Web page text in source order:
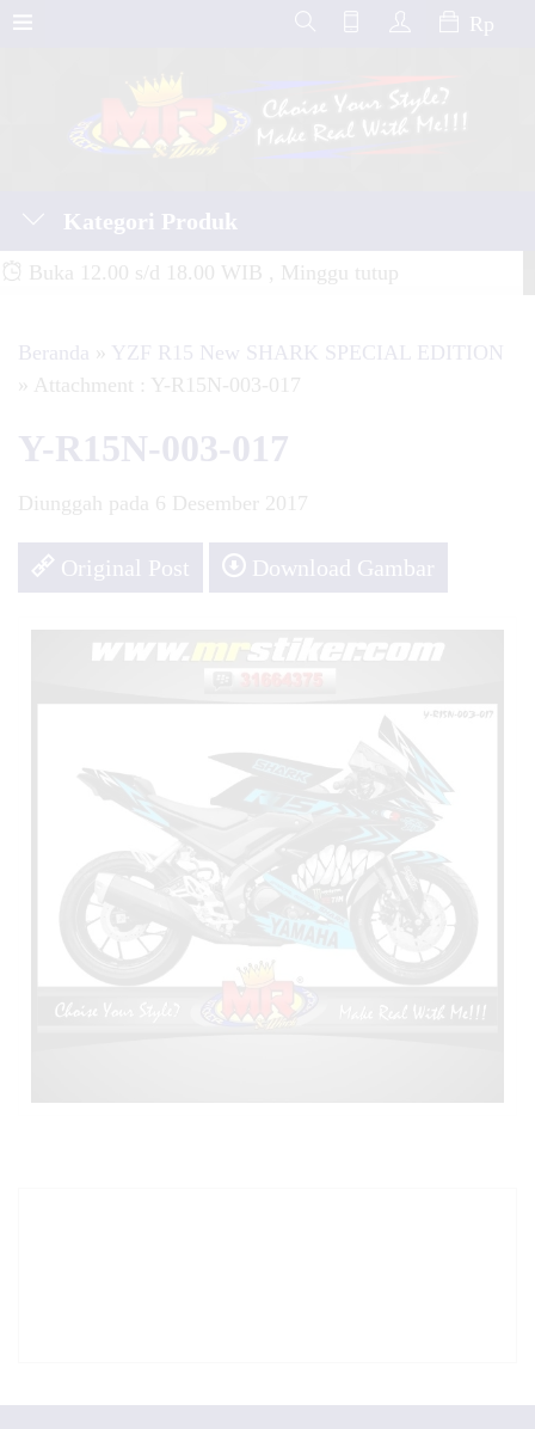
Rp
Kategori Produk
Buka 12.00 s/d 18.00 WIB , Minggu tutup
Beranda » YZF R15 New SHARK SPECIAL EDITION
» Attachment : Y-R15N-003-017
Y-R15N-003-017
Diunggah pada 6 Desember 2017
Original Post Download Gambar